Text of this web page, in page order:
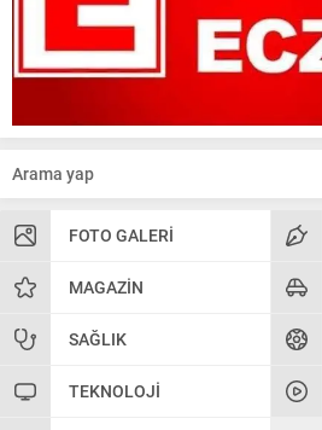
FOTO GALERI
MAGAZIN
SAĞLIK
TEKNOLOJI